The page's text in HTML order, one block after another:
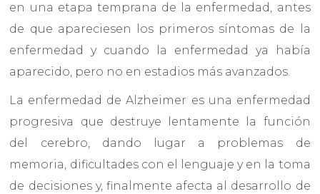
en una etapa temprana de la enfermedad, antes
de que apareciesen los primeros síntomas de la
enfermedad y cuando la enfermedad ya había
aparecido, pero no en estadios más avanzados.
La enfermedad de Alzheimer es una enfermedad
progresiva que destruye lentamente la función
del cerebro, dando lugar a problemas de
memoria, dificultades con el lenguaje y en la toma
de decisiones y, finalmente afecta al desarrollo de